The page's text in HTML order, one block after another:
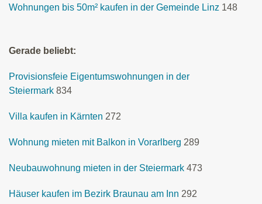
Wohnungen bis 50m² kaufen in der Gemeinde Linz 148
Gerade beliebt:
Provisionsfeie Eigentumswohnungen in der
Steiermark 834
Villa kaufen in Kärnten 272
Wohnung mieten mit Balkon in Vorarlberg 289
Neubauwohnung mieten in der Steiermark 473
Häuser kaufen im Bezirk Braunau am Inn 292